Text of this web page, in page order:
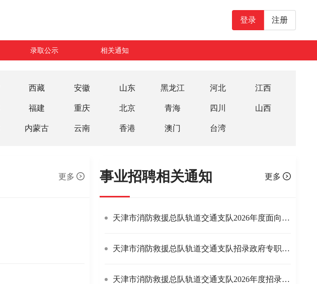
登录 注册
录取公示 相关通知
西藏 安徽 山东 黑龙江 河北 江西
福建 重庆 北京 青海 四川 山西
内蒙古 云南 香港 澳门 台湾
更多 事业招聘相关通知 更多
天津市消防救援总队轨道交通支队2026年度面向社会公开招录政府专职消防员拟录用和待补录人员名单公示
天津市消防救援总队轨道交通支队招录政府专职消防员拟进入体检及政治考核递补人员名单公告
天津市消防救援总队轨道交通支队2026年度招录政府专职消防员体检和政治考核的公告